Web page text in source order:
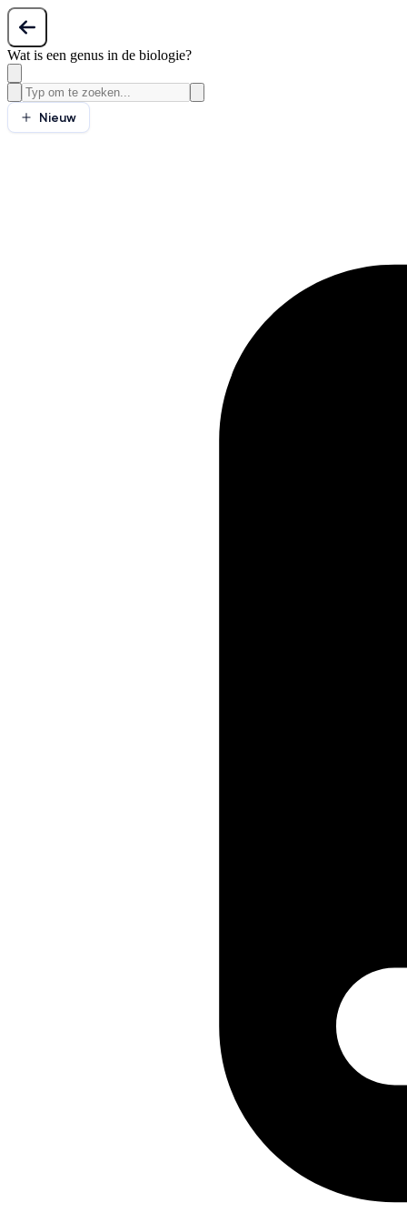
Wat is een genus in de biologie?
Nieuw